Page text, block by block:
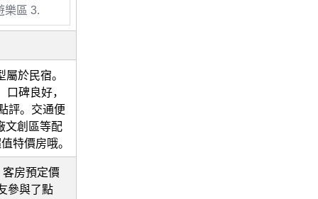
樂區 3.
於民宿。
碑良好，
評。交通便
文創區等配
特價房哦。
房預定價
參與了點